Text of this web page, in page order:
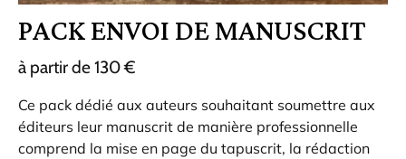
PACK ENVOI DE MANUSCRIT
à partir de 130 €
Ce pack dédié aux auteurs souhaitant soumettre aux
éditeurs leur manuscrit de manière professionnelle
comprend la mise en page du tapuscrit, la rédaction